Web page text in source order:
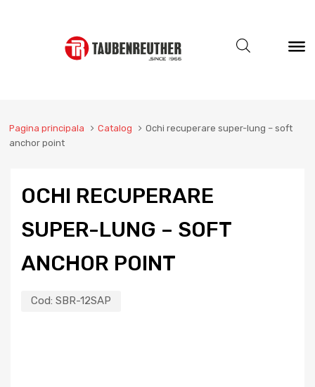
Pagina principala Catalog
Ochi recuperare super-lung – soft
anchor point
OCHI RECUPERARE
SUPER-LUNG – SOFT
ANCHOR POINT
Cod: SBR-12SAP